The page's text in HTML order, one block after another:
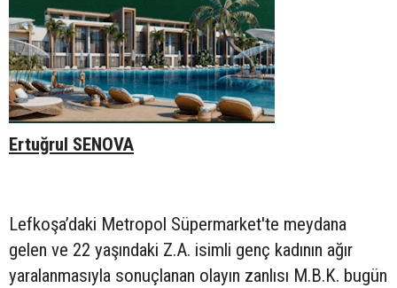
Ertuğrul SENOVA
Lefkoşa’daki Metropol Süpermarket'te meydana
gelen ve 22 yaşındaki Z.A. isimli genç kadının ağır
yaralanmasıyla sonuçlanan olayın zanlısı M.B.K. bugün